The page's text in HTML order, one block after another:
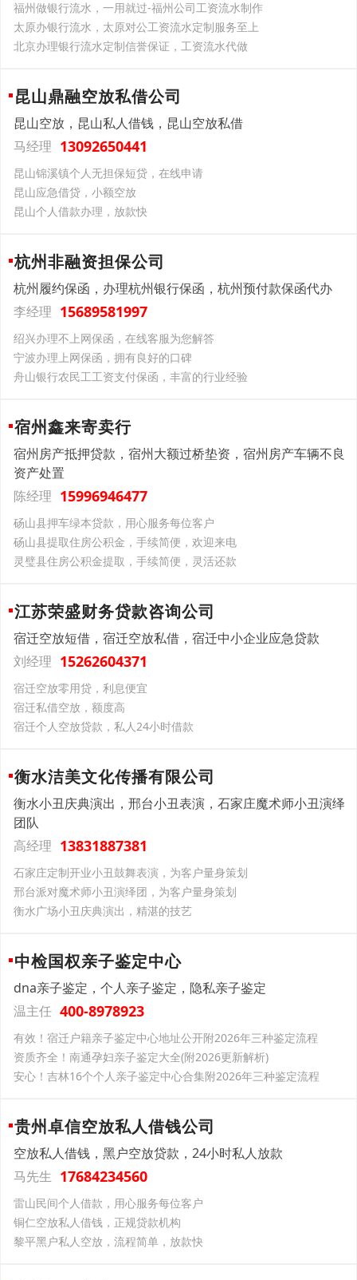
福州做银行流水，一用就过-福州公司工资流水制作
太原办银行流水，太原对公工资流水定制服务至上
北京办理银行流水定制信誉保证，工资流水代做
昆山鼎融空放私借公司
昆山空放，昆山私人借钱，昆山空放私借
马经理 13092650441
昆山锦溪镇个人无担保短贷，在线申请
昆山应急借贷，小额空放
昆山个人借款办理，放款快
杭州非融资担保公司
杭州履约保函，办理杭州银行保函，杭州预付款保函代办
李经理 15689581997
绍兴办理不上网保函，在线客服为您解答
宁波办理上网保函，拥有良好的口碑
舟山银行农民工工资支付保函，丰富的行业经验
宿州鑫来寄卖行
宿州房产抵押贷款，宿州大额过桥垫资，宿州房产车辆不良
资产处置
陈经理 15996946477
砀山县押车绿本贷款，用心服务每位客户
砀山县提取住房公积金，手续简便，欢迎来电
灵璧县住房公积金提取，手续简便，灵活还款
江苏荣盛财务贷款咨询公司
宿迁空放短借，宿迁空放私借，宿迁中小企业应急贷款
刘经理 15262604371
宿迁空放零用贷，利息便宜
宿迁私借空放，额度高
宿迁个人空放贷款，私人24小时借款
衡水洁美文化传播有限公司
衡水小丑庆典演出，邢台小丑表演，石家庄魔术师小丑演绎
团队
高经理 13831887381
石家庄定制开业小丑鼓舞表演，为客户量身策划
邢台派对魔术师小丑演绎团，为客户量身策划
衡水广场小丑庆典演出，精湛的技艺
中检国权亲子鉴定中心
dna亲子鉴定，个人亲子鉴定，隐私亲子鉴定
温主任 400-8978923
有效！宿迁户籍亲子鉴定中心地址公开附2026年三种鉴定流程
资质齐全！南通孕妇亲子鉴定大全(附2026更新解析)
安心！吉林16个个人亲子鉴定中心合集附2026年三种鉴定流程
贵州卓信空放私人借钱公司
空放私人借钱，黑户空放贷款，24小时私人放款
马先生 17684234560
雷山民间个人借款，用心服务每位客户
铜仁空放私人借钱，正规贷款机构
黎平黑户私人空放，流程简单，放款快